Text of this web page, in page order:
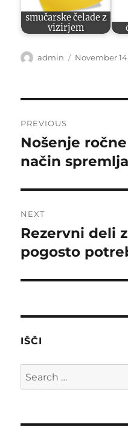
smučarske čelade z
vizirjem
Author
admin
Posted
November
navigation
PREVIOUS
Previous
post:
Nošenje
način
NEXT
Next
post:
Rezervni deli
pogosto
IŠČI
Search
for: